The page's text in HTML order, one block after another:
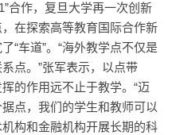
合作，复旦大学再一次创新
在探索高等教育国际合作新
“车道”。“海外教学点不仅是
点。”张军表示，以点带
的作用远不止于教学。“迈
点，我们的学生和教师可以
构和金融机构开展长期的科